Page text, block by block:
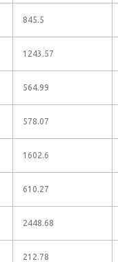
845.5
1243.57
564.99
578.07
1602.6
610.27
2448.68
212.78